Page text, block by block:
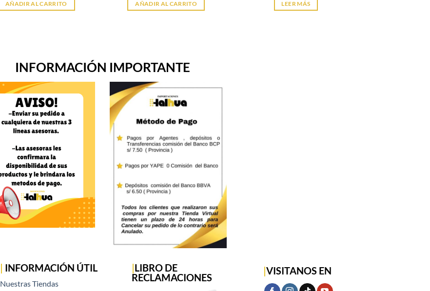
AÑADIR AL CARRITO AÑADIR AL CARRITO LEER MÁS
INFORMACIÓN IMPORTANTE
| INFORMACIÓN ÚTIL
Nuestras Tiendas
|LIBRO DE
RECLAMACIONES
|VISITANOS EN